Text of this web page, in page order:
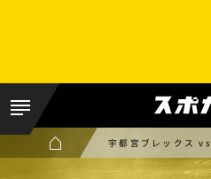
宇都宮ブレックス